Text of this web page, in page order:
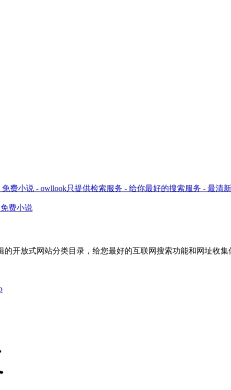
费小说 - owllook只提供检索服务 - 给你最好的搜索服务 - 最
费小说
开放式网站分类目录，给您最好的互联网搜索功能和网址收集